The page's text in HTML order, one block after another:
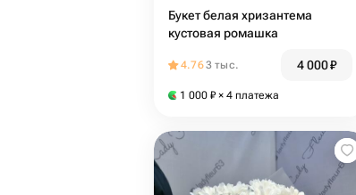
Букет белая хризантема
кустовая ромашка
4.763 тыс. 4 000₽
1 000 ₽ × 4 платежа